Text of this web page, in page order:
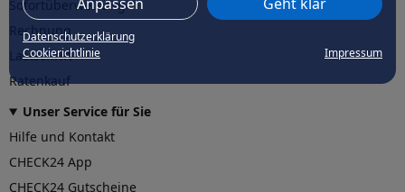
Datenschutzerklärung
Cookierichtlinie
Impressum
Sofortüberweisung
Rechnung
Lastschrift
Ratenkauf
CHECK24hilftder Natur
Unser Service für Sie
Hilfe und Kontakt
CHECK24 App
CHECK24 Gutscheine